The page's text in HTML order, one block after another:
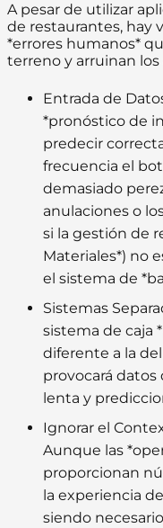
A pesar de utilizar
de restaurantes, hay
*errores humanos*
terreno y arruinan
Entrada de
*pronóstico de
predecir
frecuencia el
demasiado
anulaciones o
si la gestión de
Materiales*) no
el sistema de
Sistemas
sistema de caja
diferente a la
provocará datos
lenta y
Ignorar el
Aunque las
proporcionan
la experiencia
siendo